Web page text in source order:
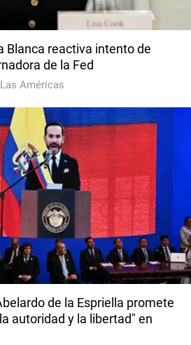
Blanca reactiva intento de
de la Fed
Américas
de la Espriella promete
autoridad y la libertad" en